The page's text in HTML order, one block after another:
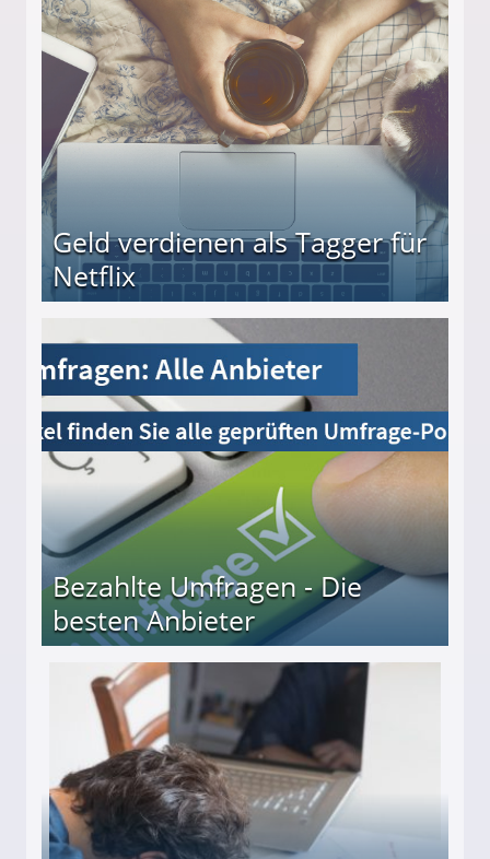
Geld verdienen als Tagger für
Netflix
Bezahlte Umfragen - Die
besten Anbieter